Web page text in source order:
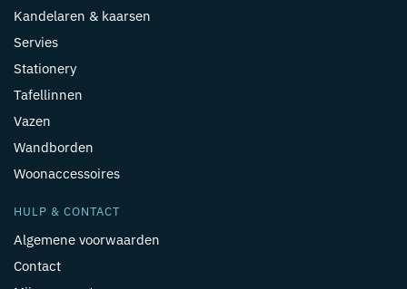
Kandelaren & kaarsen
Servies
Stationery
Tafellinnen
Vazen
Wandborden
Woonaccessoires
HULP & CONTACT
Algemene voorwaarden
Contact